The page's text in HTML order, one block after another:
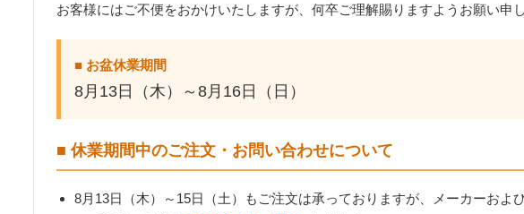
お客様にはご不便をおかけいたしますが、何卒ご理解賜りますようお願い申し
■ お盆休業期間
8月13日（木）～8月16日（日）
■ 休業期間中のご注文・お問い合わせについて
8月13日（木）～15日（土）もご注文は承っておりますが、メーカーおよ